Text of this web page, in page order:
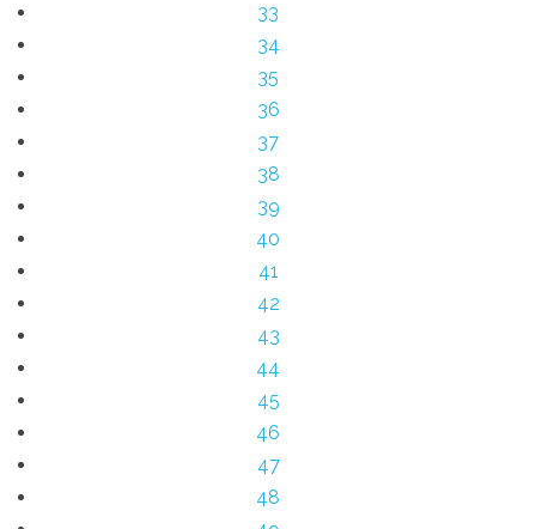
33
34
35
36
37
38
39
40
41
42
43
44
45
46
47
48